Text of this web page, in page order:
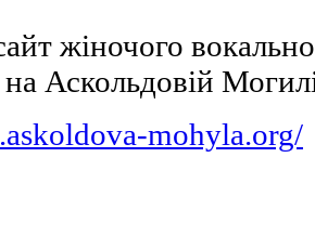
жіночого
Аскольдовій
mohyla.org/